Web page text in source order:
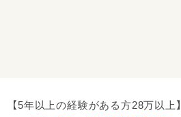
【5年以上の経験がある方28万以上